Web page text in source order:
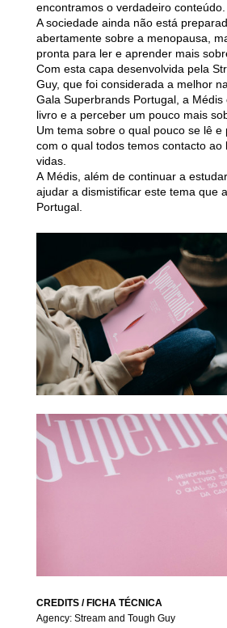
encontramos o verdadeiro conteúdo.
A sociedade ainda não está
abertamente sobre a menopausa,
pronta para ler e aprender mais
Com esta capa desenvolvida pela
Guy, que foi considerada a melhor
Gala Superbrands Portugal, a
livro e a perceber um pouco mais
Um tema sobre o qual pouco se lê e
com o qual todos temos contacto ao
vidas.
A Médis, além de continuar a
ajudar a dismistificar este tema que
Portugal.
CREDITS/ FICHA TÉCNICA
Agency: Stream and Tough Guy